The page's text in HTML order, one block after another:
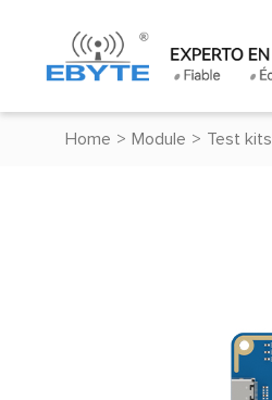
Home > Module > Test kits